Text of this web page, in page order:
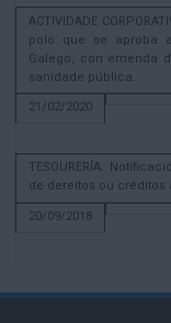
ACTIVIDADE
polo que se aproba
Galego, con emenda
sanidade pública.
21/02/2020
TESOURERÍA.
de dereitos ou créditos
20/09/2018